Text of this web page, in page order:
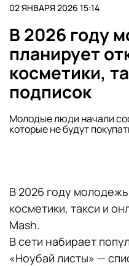
02 ЯНВАРЯ 2026 15:14
В 2026 году
планирует
косметики,
подписок
Молодые люди начали
которые не будут
В 2026 году
косметики, такси и
Mash.
В сети набирает
«Ноубай листы» —